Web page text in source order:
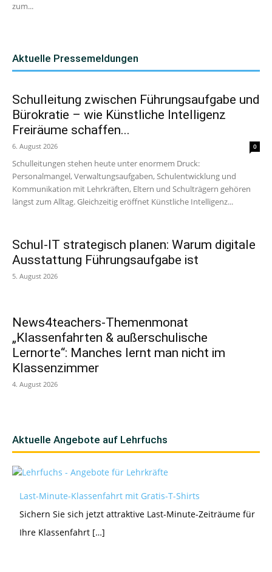
zum...
Aktuelle Pressemeldungen
Schulleitung zwischen Führungsaufgabe und
Bürokratie – wie Künstliche Intelligenz
Freiräume schaffen...
6. August 2026 0
Schulleitungen stehen heute unter enormem Druck:
Personalmangel, Verwaltungsaufgaben, Schulentwicklung und
Kommunikation mit Lehrkräften, Eltern und Schulträgern gehören
längst zum Alltag. Gleichzeitig eröffnet Künstliche Intelligenz...
Schul-IT strategisch planen: Warum digitale
Ausstattung Führungsaufgabe ist
5. August 2026
News4teachers-Themenmonat
„Klassenfahrten & außerschulische
Lernorte“: Manches lernt man nicht im
Klassenzimmer
4. August 2026
Aktuelle Angebote auf Lehrfuchs
Last-Minute-Klassenfahrt mit Gratis-T-Shirts
Sichern Sie sich jetzt attraktive Last-Minute-Zeiträume für
Ihre Klassenfahrt […]